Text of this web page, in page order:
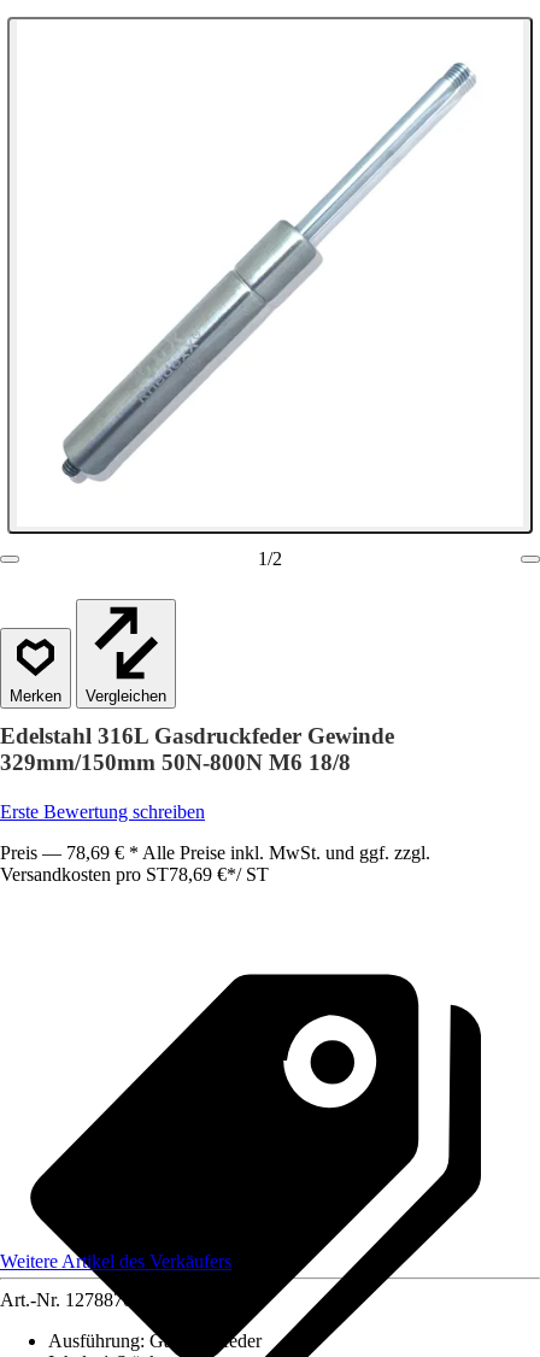
1/2
Vergleichen
Edelstahl 316L Gasdruckfeder Gewinde
329mm/150mm 50N-800N M6 18/8
Erste Bewertung schreiben
Preis — 78,69 € * Alle Preise inkl. MwSt. und ggf. zzgl.
Versandkosten pro ST78,69 €*/ ST
Weitere Artikel des Verkäufers
Art.-Nr. 12788705
Ausführung: Gasdruckfeder